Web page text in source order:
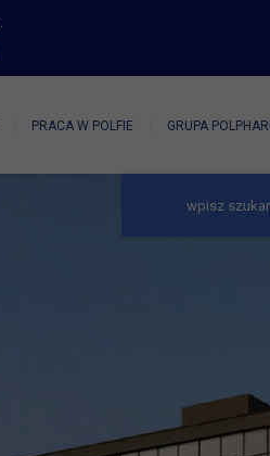
PRACA W POLFIE GRUPA